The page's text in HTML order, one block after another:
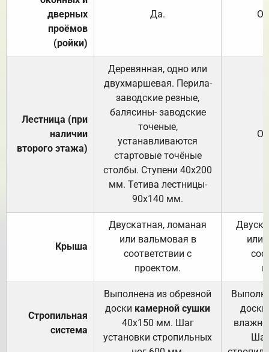
дверных
проёмов
(ройки)
Да.
Лестница (при
наличии
второго этажа)
Деревянная, одно или
двухмаршевая. Перила-
заводские резные,
балясины- заводские
точеные,
устанавливаются
стартовые точёные
столбы. Ступени 40х200
мм. Тетива лестницы-
90х140 мм.
Крыша
Двускатная, ломаная
или вальмовая в
соответствии с
проектом.
или
Стропильная
система
Выполнена из обрезной
доски камерной сушки
40х150 мм. Шаг
установки стропильных
доски